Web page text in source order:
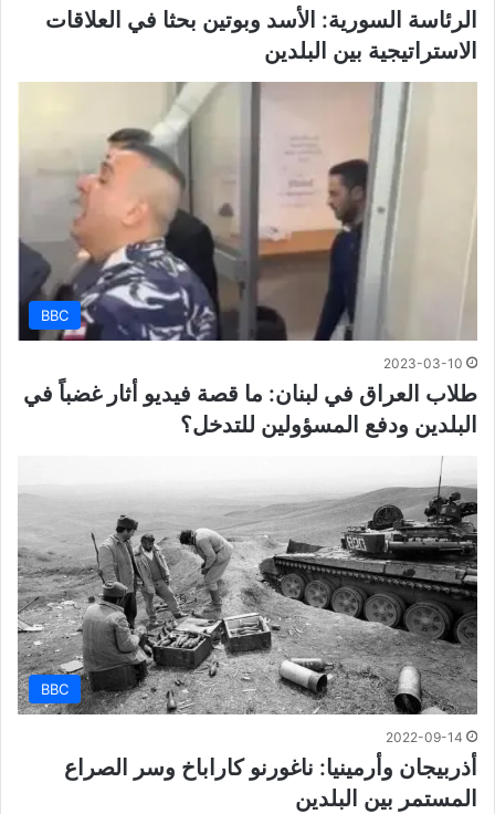
الرئاسة السورية: الأسد وبوتين بحثا في العلاقات
الاستراتيجية بين البلدين
BBC
2023-03-10
طلاب العراق في لبنان: ما قصة فيديو أثار غضباً في
البلدين ودفع المسؤولين للتدخل؟
BBC
2022-09-14
أذربيجان وأرمينيا: ناغورنو كاراباخ وسر الصراع
المستمر بين البلدين